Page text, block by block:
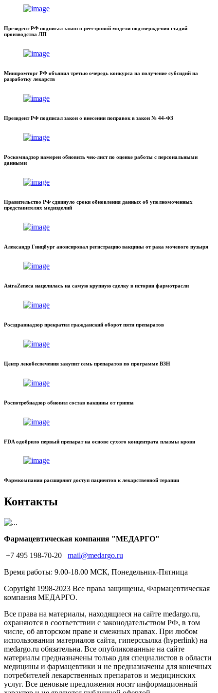
Президент РФ подписал закон о реестровой модели подтверждения стадий
производства ЛП
Минпромторг РФ объявил третью очередь конкурса на получение субсидий на
разработку лекарств
Президент РФ подписал закон о внесении поправок в закон № 44-ФЗ
Роскомнадзор намерен обновить чек-лист по оценке работы с персональными
данными
Правительство РФ сдвинуло сроки обновления данных об уполномоченных
представителях медизделий
Александр Гинцбург анонсировал регистрацию вакцины от рака мочевого пузыря
AstraZeneca нацелилась на самую крупную сделку в истории фармотрасли
Росздравнадзор прекратил гражданский оборот пяти препаратов
Центр лекобеспечения закупит семь препаратов по программе ВЗН
Роспотребнадзор обновил состав вакцины от гриппа
FDA одобрило первый препарат на основе сухого концентрата плазмы крови
Фармкомпании расширяют доступ пациентов к лекарственной терапии
Контакты
Фармацевтическая компания "МЕДАРГО"
+7 495 198-70-20
mail@medargo.ru
Время работы: 9.00-18.00 МСК, Понедельник-Пятница
Copyright 1998-2023 Все права защищены, Фармацевтическая
компания МЕДАРГО.
Все права на материалы, находящиеся на сайте medargo.ru,
охраняются в соответствии с законодательством РФ, в том
числе, об авторском праве и смежных правах. При любом
использовании материалов сайта, гиперссылка (hyperlink) на
medargo.ru обязательна. Все опубликованные на сайте
материалы предназначены только для специалистов в области
медицины и фармацевтики и не предназначены для конечных
потребителей лекарственных препаратов и медицинских
услуг. Все ценовые предложения носят информационный